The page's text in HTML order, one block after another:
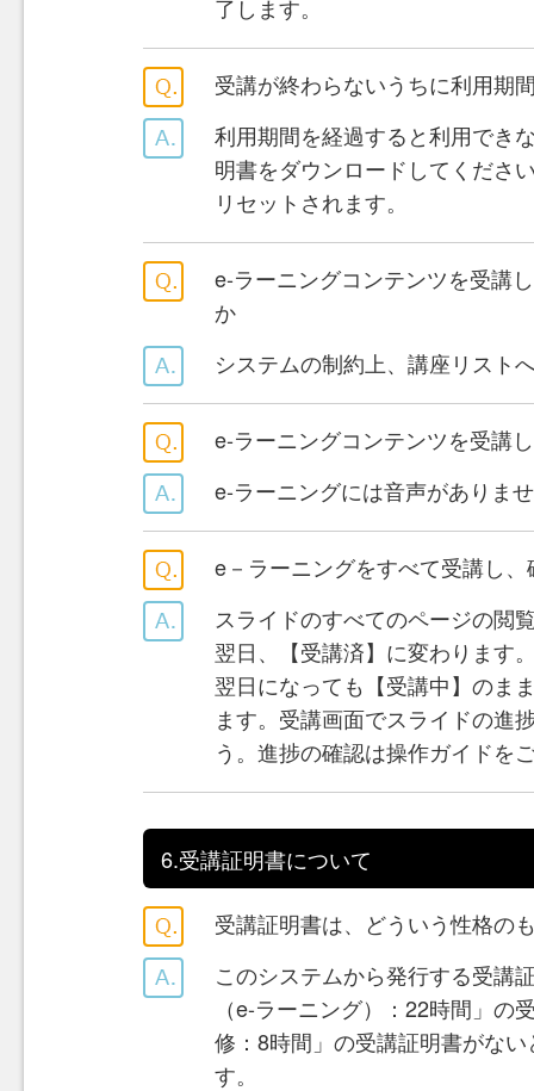
了します。
受講が終わらないうちに利用期
利用期間を経過すると利用でき
明書をダウンロードしてくださ
リセットされます。
e-ラーニングコンテンツを受講
か
システムの制約上、講座リスト
e-ラーニングコンテンツを受講
e-ラーニングには音声がありま
e－ラーニングをすべて受講し
スライドのすべてのページの閲
翌日、【受講済】に変わります
翌日になっても【受講中】のま
ます。受講画面でスライドの進
う。進捗の確認は操作ガイドを
6.受講証明書について
受講証明書は、どういう性格の
このシステムから発行する受講
（e-ラーニング）：22時間」
修：8時間」の受講証明書がな
す。